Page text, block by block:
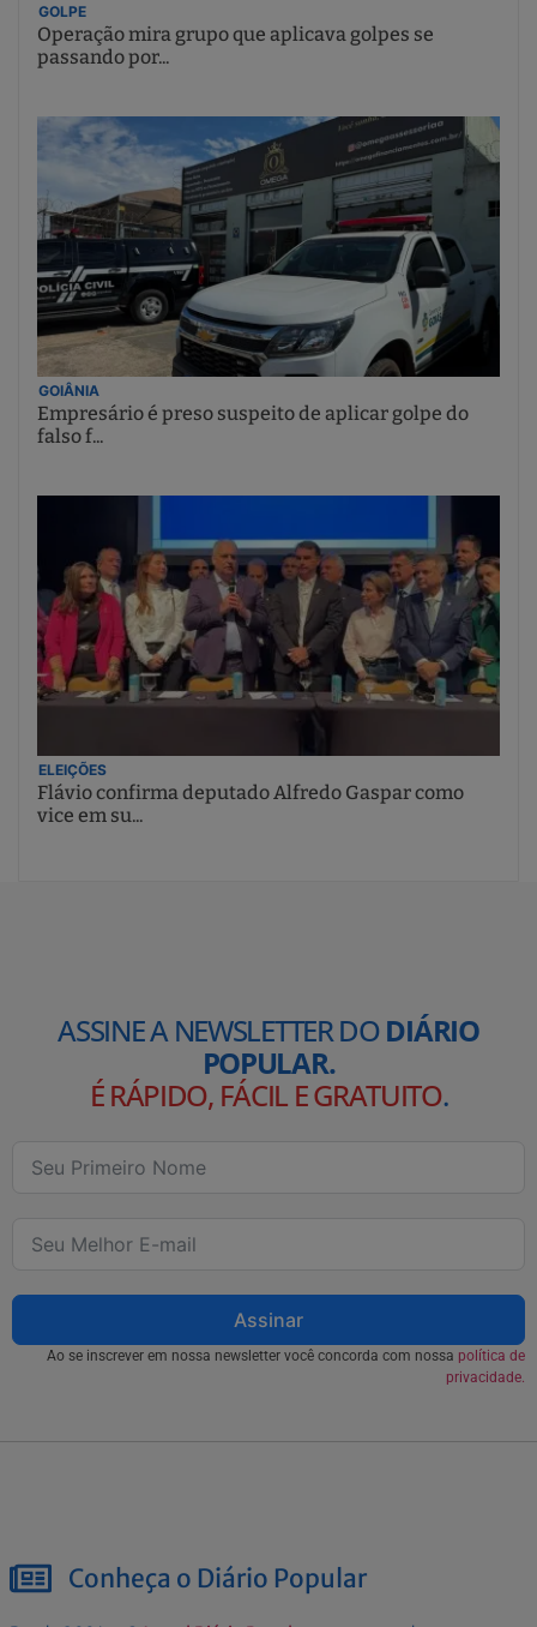
GOLPE
Operação mira grupo que aplicava golpes se
passando por...
GOIÂNIA
Empresário é preso suspeito de aplicar golpe do
falso f...
ELEIÇÕES
Flávio confirma deputado Alfredo Gaspar como
vice em su...
ASSINE A NEWSLETTER DODIÁRIO
POPULAR.
É RÁPIDO, FÁCIL E GRATUITO.
Assinar
Ao se inscrever em nossa newsletter você concorda com nossa política de
privacidade.
Conheça o Diário Popular